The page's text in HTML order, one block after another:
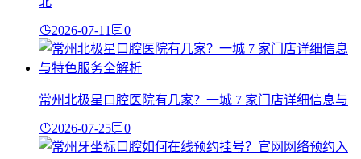
2026-07-11 0
常州北极星口腔医院有几家？一城 7 家门店详细信息与
2026-07-25 0